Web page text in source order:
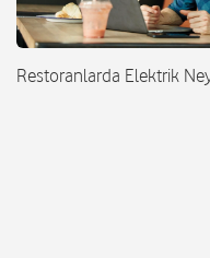
Restoranlarda Elektrik